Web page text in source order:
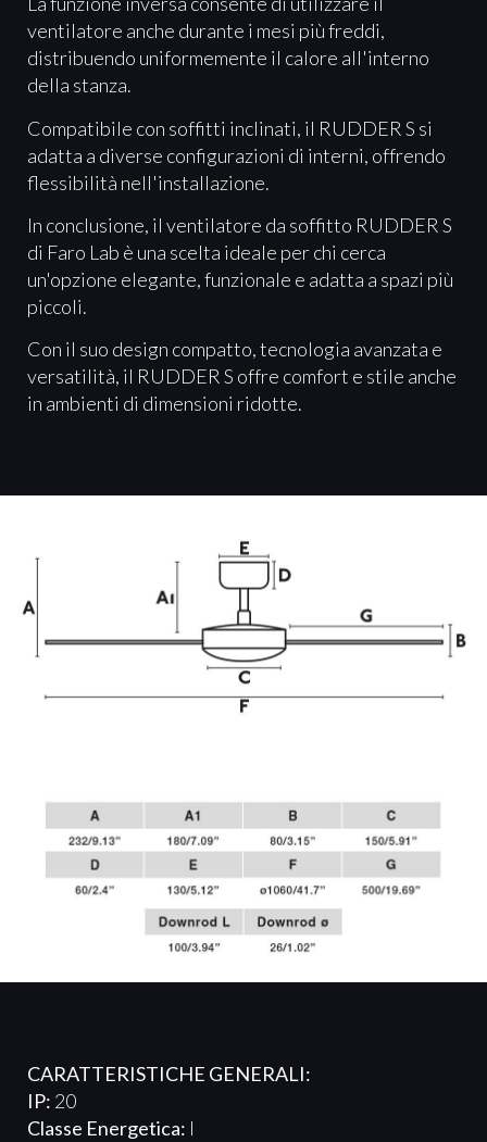
ventilatore anche durante i mesi più freddi,
distribuendo uniformemente il calore all'interno
della stanza.
Compatibile con soffitti inclinati, il RUDDER S si
adatta a diverse configurazioni di interni, offrendo
flessibilità nell'installazione.
In conclusione, il ventilatore da soffitto RUDDER S
di Faro Lab è una scelta ideale per chi cerca
un'opzione elegante, funzionale e adatta a spazi più
piccoli.
Con il suo design compatto, tecnologia avanzata e
versatilità, il RUDDER S offre comfort e stile anche
in ambienti di dimensioni ridotte.
​CARATTERISTICHE GENERALI:
IP: 20
Classe Energetica: I